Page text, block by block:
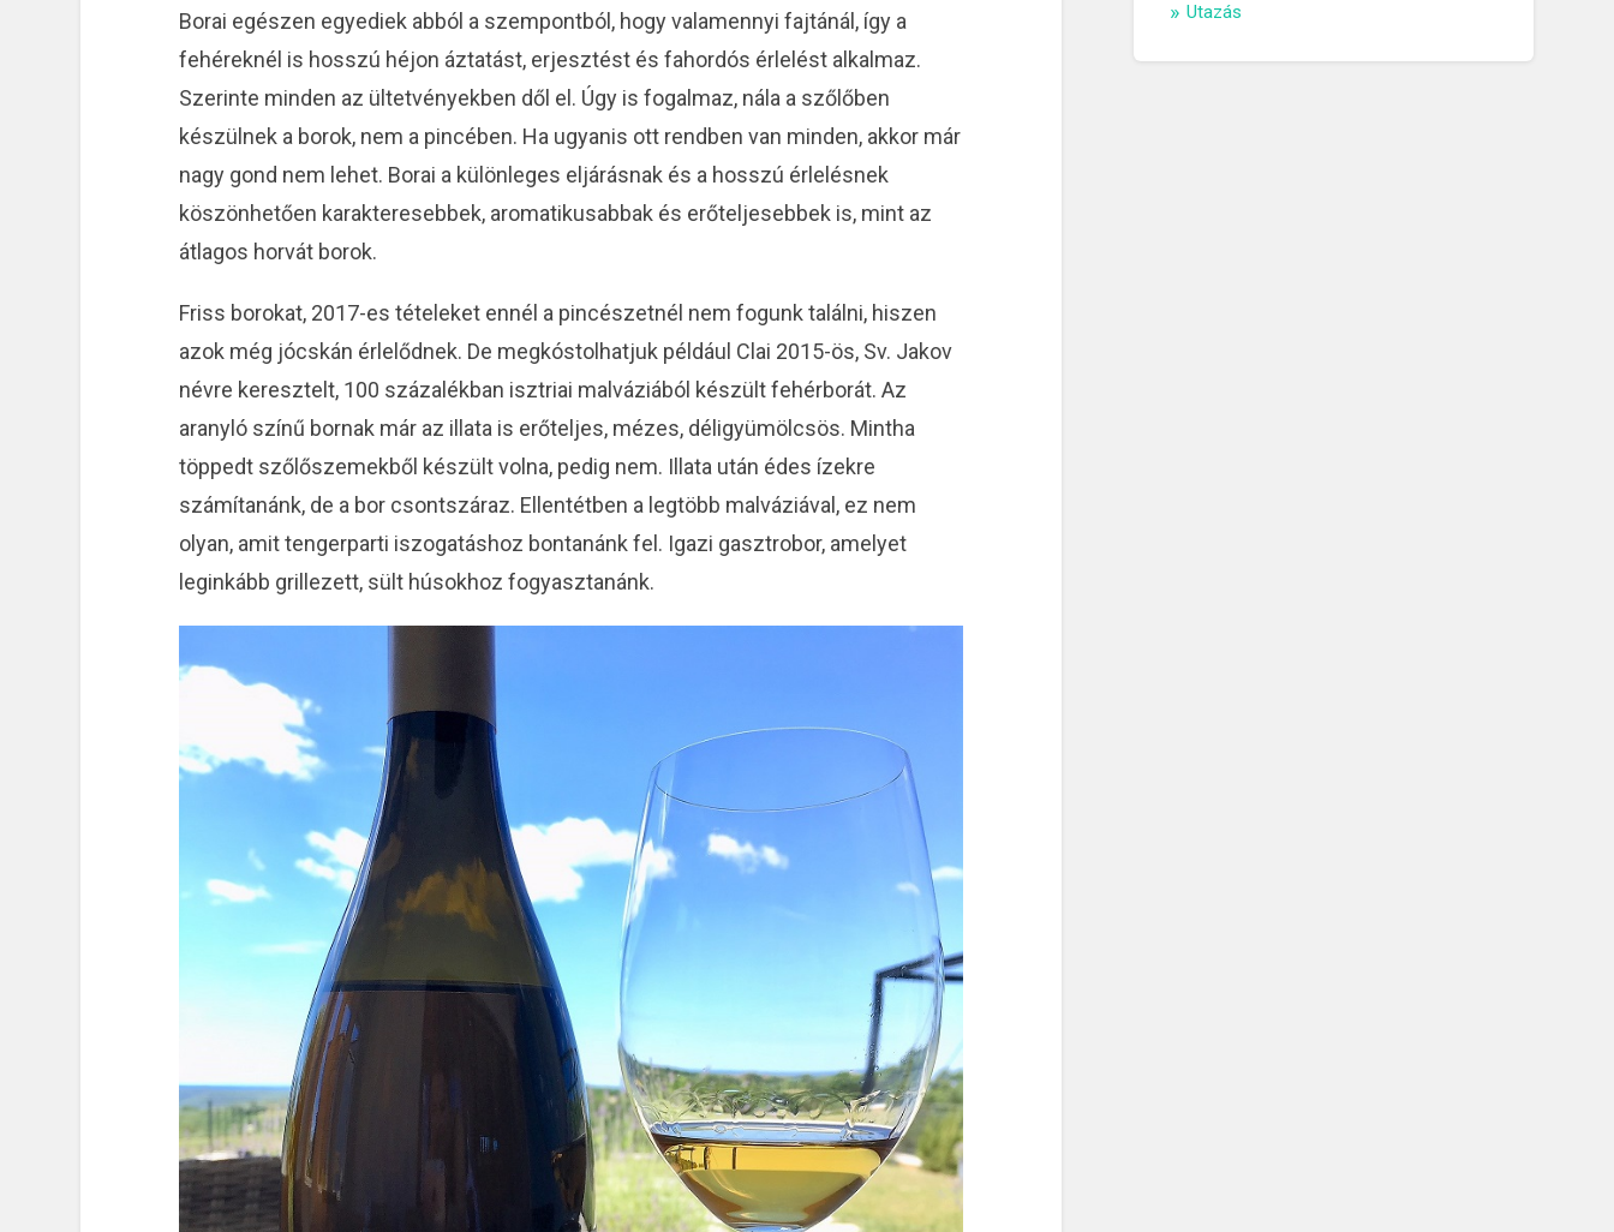
Borai egészen egyediek abból a szempontból, hogy valamennyi fajtánál, így a
fehéreknél is hosszú héjon áztatást, erjesztést és fahordós érlelést alkalmaz.
Szerinte minden az ültetvényekben dől el. Úgy is fogalmaz, nála a szőlőben
készülnek a borok, nem a pincében. Ha ugyanis ott rendben van minden, akkor már
nagy gond nem lehet. Borai a különleges eljárásnak és a hosszú érlelésnek
köszönhetően karakteresebbek, aromatikusabbak és erőteljesebbek is, mint az
átlagos horvát borok.
Friss borokat, 2017-es tételeket ennél a pincészetnél nem fogunk találni, hiszen
azok még jócskán érlelődnek. De megkóstolhatjuk például Clai 2015-ös, Sv. Jakov
névre keresztelt, 100 százalékban isztriai malváziából készült fehérborát. Az
aranyló színű bornak már az illata is erőteljes, mézes, déligyümölcsös. Mintha
töppedt szőlőszemekből készült volna, pedig nem. Illata után édes ízekre
számítanánk, de a bor csontszáraz. Ellentétben a legtöbb malváziával, ez nem
olyan, amit tengerparti iszogatáshoz bontanánk fel. Igazi gasztrobor, amelyet
leginkább grillezett, sült húsokhoz fogyasztanánk.
Utazás